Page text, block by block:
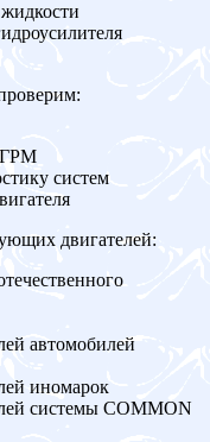
ГРМ
систем
двигателей:
автомобилей
иномарок
системы COMMON